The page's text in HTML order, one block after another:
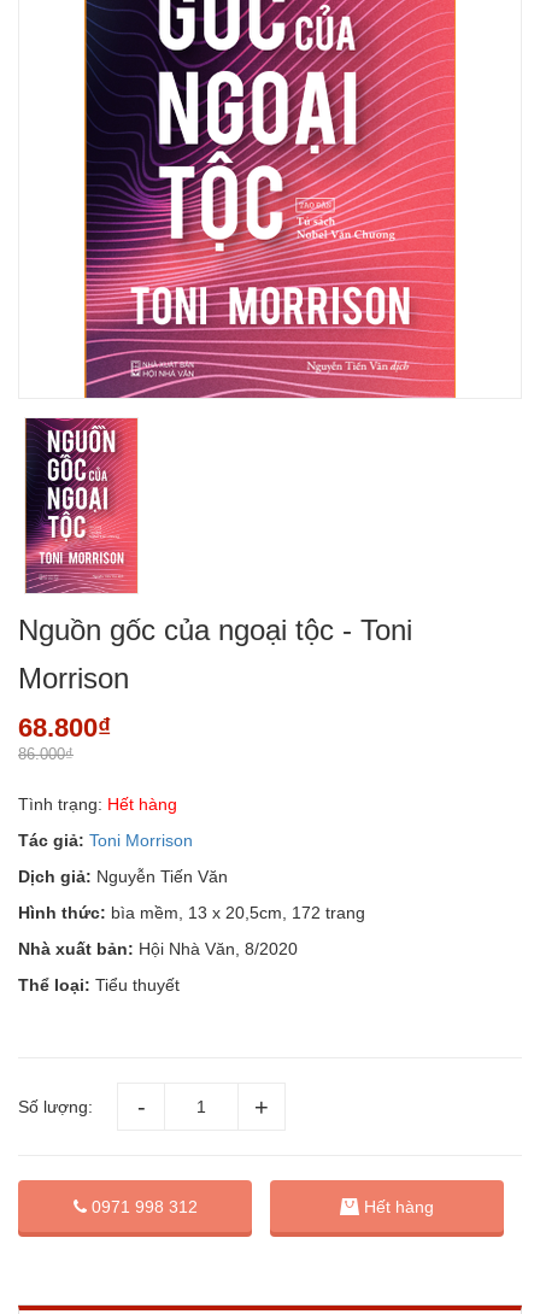
Nguồn gốc của ngoại tộc - Toni
Morrison
68.800₫
86.000₫
Tình trạng: Hết hàng
Tác giả: Toni Morrison
Dịch giả: Nguyễn Tiến Văn
Hình thức: bìa mềm, 13 x 20,5cm, 172 trang
Nhà xuất bản: Hội Nhà Văn, 8/2020
Thể loại: Tiểu thuyết
Số lượng:
0971 998 312 Hết hàng